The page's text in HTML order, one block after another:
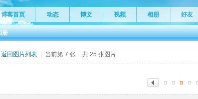
博客首页 动态 博文 视频 相册 好友
册
回图片列表 当前第 7 张 共 25 张图片